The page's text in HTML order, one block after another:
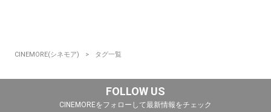
CINEMORE(シネモア) タグ一覧
FOLLOW US
CINEMOREをフォローして最新情報をチェック